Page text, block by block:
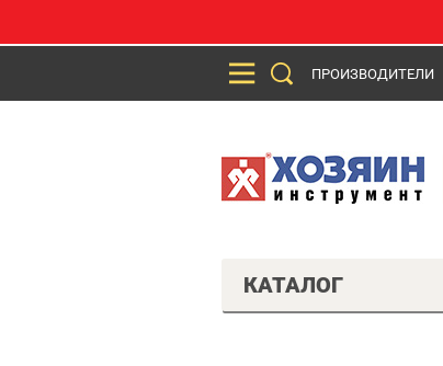
ПРОИЗВОДИТЕЛИ
КАТАЛОГ